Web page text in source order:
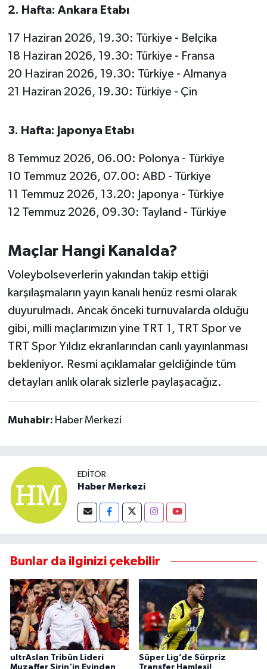
2. Hafta: Ankara Etabı
17 Haziran 2026, 19.30: Türkiye - Belçika
18 Haziran 2026, 19.30: Türkiye - Fransa
20 Haziran 2026, 19.30: Türkiye - Almanya
21 Haziran 2026, 19.30: Türkiye - Çin
3. Hafta: Japonya Etabı
8 Temmuz 2026, 06.00: Polonya - Türkiye
10 Temmuz 2026, 07.00: ABD - Türkiye
11 Temmuz 2026, 13.20: Japonya - Türkiye
12 Temmuz 2026, 09.30: Tayland - Türkiye
Maçlar Hangi Kanalda?
Voleybolseverlerin yakından takip ettiği
karşılaşmaların yayın kanalı henüz resmi olarak
duyurulmadı. Ancak önceki turnuvalarda olduğu
gibi, milli maçlarımızın yine TRT 1, TRT Spor ve
TRT Spor Yıldız ekranlarından canlı yayınlanması
bekleniyor. Resmi açıklamalar geldiğinde tüm
detayları anlık olarak sizlerle paylaşacağız.
Muhabir: Haber Merkezi
EDITÖR
Haber Merkezi
Bunlar da ilginizi çekebilir
ultrAslan Tribün Lideri
Muzaffer Şirin'in Evinden
Süper Lig’de Sürpriz
Transfer Hamlesi!
Sındırgı
TARİHTE BUGÜN
TEKNOLOJİ
VİZYONDAKİLER
YAŞAM